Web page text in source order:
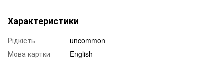
Характеристики
Рідкість
uncommon
Мова картки
English